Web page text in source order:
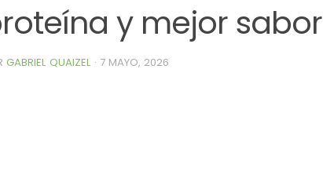
y mejor sabor
GABRIEL QUAIZEL · 7 MAYO, 2026